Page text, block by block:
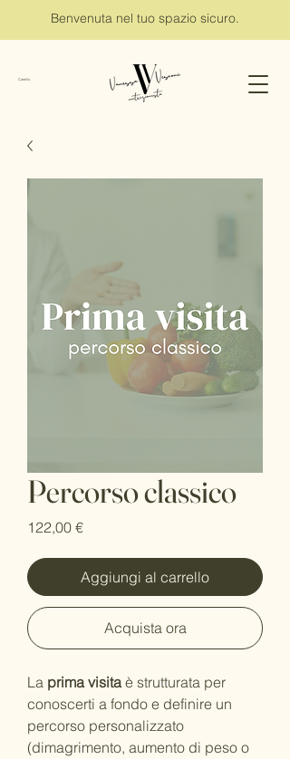
Benvenuta nel tuo spazio sicuro.
Carrello
Percorso classico
122,00 €Prezzo
Aggiungi al carrello
Acquista ora
La prima visitaè strutturata per
conoscerti a fondo e definire un
percorso personalizzato
(dimagrimento, aumento di peso o